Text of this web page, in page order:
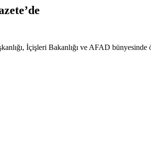
İçişleri Bakanlığı ve AFAD